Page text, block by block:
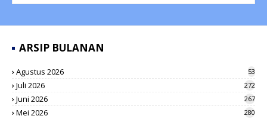
ARSIP BULANAN
Agustus 2026 53
Juli 2026 272
Juni 2026 267
Mei 2026 280